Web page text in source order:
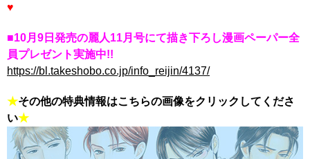
♥
■10月9日発売の麗人11月号にて描き下ろし漫画ペーパー全
員プレゼント実施中!!
https://bl.takeshobo.co.jp/info_reijin/4137/
★その他の特典情報はこちらの画像をクリックしてくださ
い★